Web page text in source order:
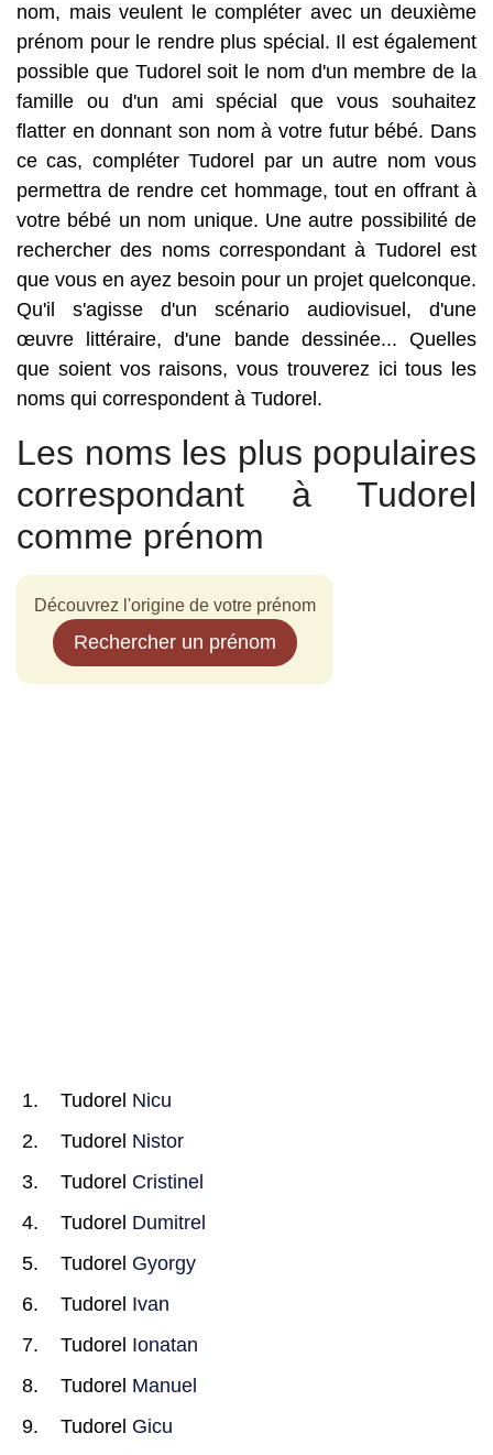
nom, mais veulent le compléter avec un deuxième
prénom pour le rendre plus spécial. Il est également
possible que Tudorel soit le nom d'un membre de la
famille ou d'un ami spécial que vous souhaitez
flatter en donnant son nom à votre futur bébé. Dans
ce cas, compléter Tudorel par un autre nom vous
permettra de rendre cet hommage, tout en offrant à
votre bébé un nom unique. Une autre possibilité de
rechercher des noms correspondant à Tudorel est
que vous en ayez besoin pour un projet quelconque.
Qu'il s'agisse d'un scénario audiovisuel, d'une
œuvre littéraire, d'une bande dessinée... Quelles
que soient vos raisons, vous trouverez ici tous les
noms qui correspondent à Tudorel.
Les noms les plus populaires
correspondant à Tudorel
comme prénom
Découvrez l'origine de votre prénom
Rechercher un prénom
Tudorel Nicu
Tudorel Nistor
Tudorel Cristinel
Tudorel Dumitrel
Tudorel Gyorgy
Tudorel Ivan
Tudorel Ionatan
Tudorel Manuel
Tudorel Gicu